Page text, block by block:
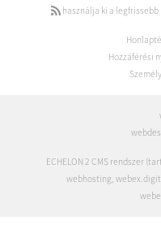
használja ki a legfrissebb
Hozzáférési
ECHELON 2 CMS rendszer
webhosting,